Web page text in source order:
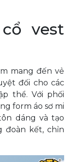
vest
mang đến vẻ
đối cho các
thể. Với phối
form áo sơ mi
dáng và tạo
đoàn kết, chỉn